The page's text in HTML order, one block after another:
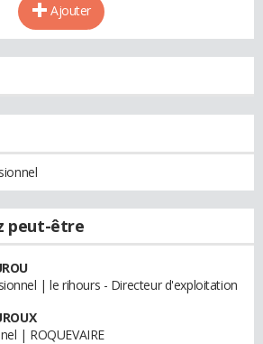
Ajouter
peut-être
| le rihours - Directeur d'exploitation
| ROQUEVAIRE